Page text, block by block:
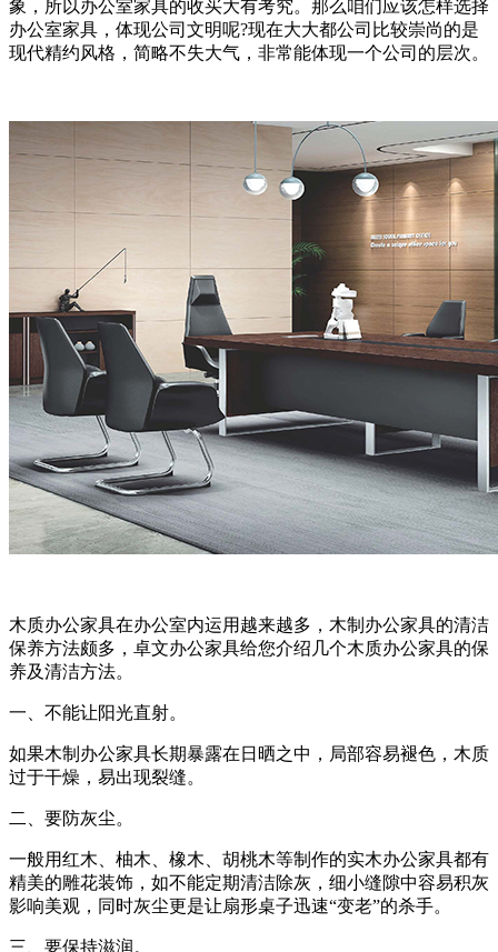
象，所以办公室家具的收买大有考究。那么咱们应该怎样选择
办公室家具，体现公司文明呢?现在大大都公司比较崇尚的是
现代精约风格，简略不失大气，非常能体现一个公司的层次。
木质办公家具在办公室内运用越来越多，木制办公家具的清洁
保养方法颇多，卓文办公家具给您介绍几个木质办公家具的保
养及清洁方法。
一、不能让阳光直射。
如果木制办公家具长期暴露在日晒之中，局部容易褪色，木质
过于干燥，易出现裂缝。
二、要防灰尘。
一般用红木、柚木、橡木、胡桃木等制作的实木办公家具都有
精美的雕花装饰，如不能定期清洁除灰，细小缝隙中容易积灰
影响美观，同时灰尘更是让扇形桌子迅速“变老”的杀手。
三、要保持滋润。